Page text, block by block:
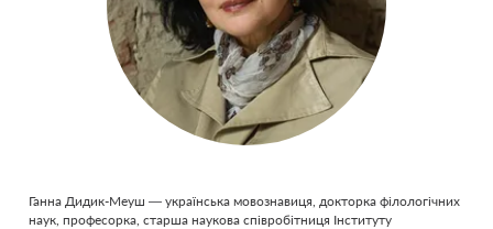
Ганна Дидик-Меуш — українська мовознавиця, докторка філологічних
наук, професорка, старша наукова співробітниця Інституту